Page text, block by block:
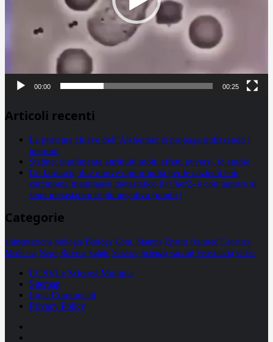
00:00 00:25
Articoli recenti
La proteina chiave dell’Alzheimer si propaga utilizzando i
neuroni
Statine: inutilmente attribuiti molti effetti avversi, lo studio
Un farmaco, due nuove opportunità per le pazienti con
carcinoma mammario metastatico hr+/her2- e con tumore al
seno metastatico triplo negativo (mtnbc)
Categorie
alimentazione biologia Biology Com. Stampa Epatiti featured Genetica
Medicina News Ricerca Salute Science Scienza vaccini Veterinaria video
CCSVI e Sclerosi Multipla
Sitemap
Invia Comunicati
Privacy Policy